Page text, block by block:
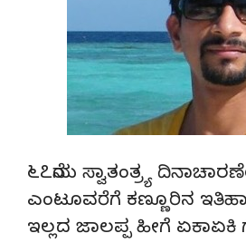
೬೭ನೆಯ ಸ್ವಾತಂತ್ರ್ಯ
ಎಂಟೂವರೆಗೆ ಕಣ್ಣೂರಿನ
ಇಲ್ಲದ ಜಾಲಪ್ಪ ಹೀಗೆ ಏಕಾಏಕಿ